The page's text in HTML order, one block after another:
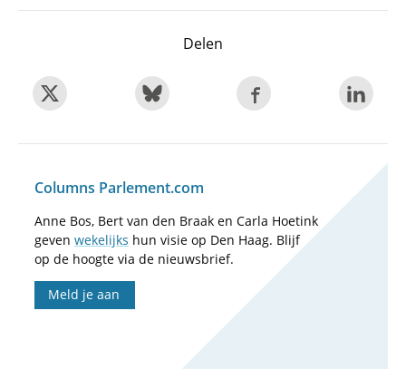
Delen
Columns Parlement.com
Anne Bos, Bert van den Braak en Carla Hoetink
geven wekelijks hun visie op Den Haag. Blijf
op de hoogte via de nieuwsbrief.
Meld je aan